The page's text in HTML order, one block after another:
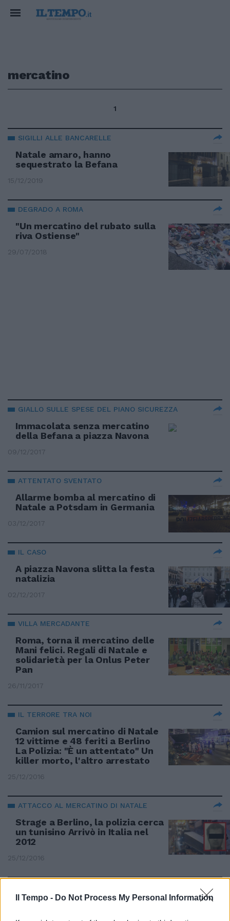
Il Tempo - Do Not Process My Personal Information
mercatino
1
SIGILLI ALLE BANCARELLE
Natale amaro, hanno
sequestrato la Befana
15/12/2019
DEGRADO A ROMA
"Un mercatino del rubato sulla
riva Ostiense"
29/07/2018
GIALLO SULLE SPESE DEL PIANO SICUREZZA
Immacolata senza mercatino
della Befana a piazza Navona
09/12/2017
ATTENTATO SVENTATO
Allarme bomba al mercatino di
Natale a Potsdam in Germania
03/12/2017
IL CASO
A piazza Navona slitta la festa
natalizia
02/12/2017
VILLA MERCADANTE
Roma, torna il mercatino delle
Mani felici. Regali di Natale e
solidarietà per la Onlus Peter
Pan
26/11/2017
IL TERRORE TRA NOI
Camion sul mercatino di Natale
12 vittime e 48 feriti a Berlino
La Polizia: "È un attentato" Un
killer morto, l'altro arrestato
25/12/2016
ATTACCO AL MERCATINO DI NATALE
Strage a Berlino, la polizia cerca
un tunisino Arrivò in Italia nel
2012
25/12/2016
MONTE MARIO Presi a vendere